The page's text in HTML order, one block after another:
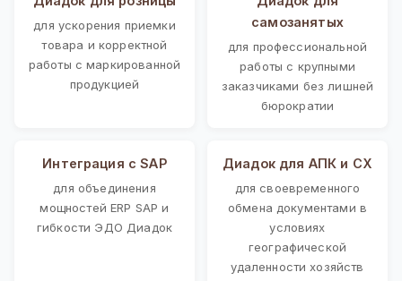
для ускорения приемки
товара и корректной
работы с маркированной
продукцией
самозанятых
для профессиональной
работы с крупными
заказчиками без лишней
бюрократии
Интеграция с SAP
для объединения
мощностей ERP SAP и
гибкости ЭДО Диадок
Диадок для АПК и СХ
для своевременного
обмена документами в
условиях
географической
удаленности хозяйств